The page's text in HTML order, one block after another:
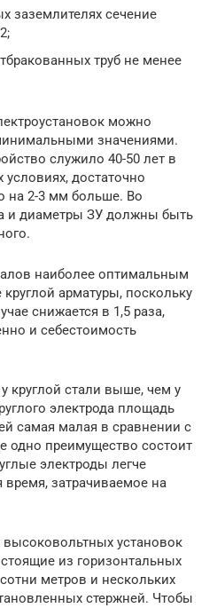
заземлителях сечение
труб не менее
можно
значениями.
служило 40-50 лет в
достаточно
на 2-3 мм больше. Во
и диаметры ЗУ должны быть
наиболее оптимальным
арматуры, поскольку
снижается в 1,5 раза,
и себестоимость
круглой стали выше, чем у
электрода площадь
самая малая в сравнении с
преимущество состоит
электроды легче
время, затрачиваемое на
установок
из горизонтальных
метров и нескольких
стержней. Чтобы